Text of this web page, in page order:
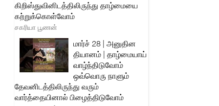
கிறிஸ்துவினிடத்திலிருந்து தாழ்மையை
கற்றுக்கொள்வோம்
சகரியா பூணன்
மார்ச் 28 | அனுதின
தியானம் | தாழ்மையாய்
வாழ்ந்திடுவோம்
ஒவ்வொரு நாளும்
தேவனிடத்திலிருந்து வரும்
வார்த்தையினால் பிழைத்திடுவோம்